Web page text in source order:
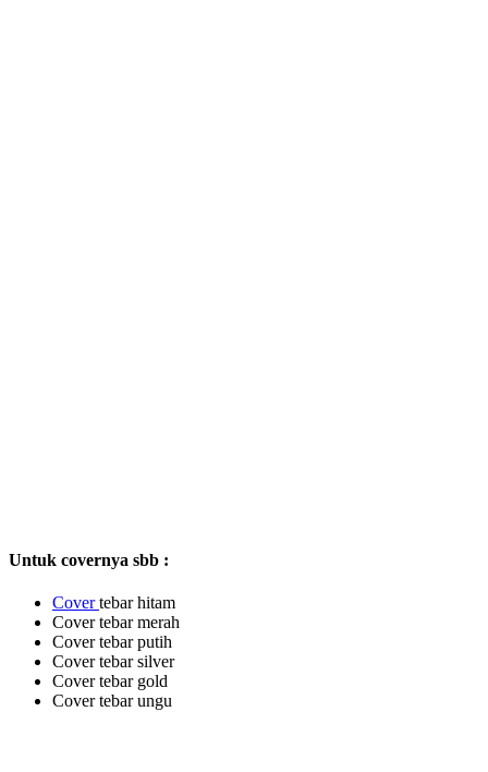
Untuk covernya sbb :
Covertebar hitam
Cover tebar merah
Cover tebar putih
Cover tebar silver
Cover tebar gold
Cover tebar ungu